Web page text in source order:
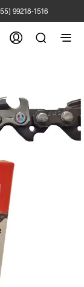
99218-1516